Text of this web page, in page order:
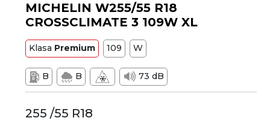
MICHELIN W255/55 R18
CROSSCLIMATE 3 109W XL
Klasa Premium 109 W
B B 73 dB
255 /55 R18